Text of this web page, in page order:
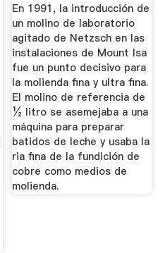
En 1991, la introducción de
un molino de laboratorio
agitado de Netzsch en las
instalaciones de Mount Isa
fue un punto decisivo para
la molienda fina y ultra fina.
El molino de referencia de
½ litro se asemejaba a una
máquina para preparar
batidos de leche y usaba la
ria fina de la fundición de
cobre como medios de
molienda.